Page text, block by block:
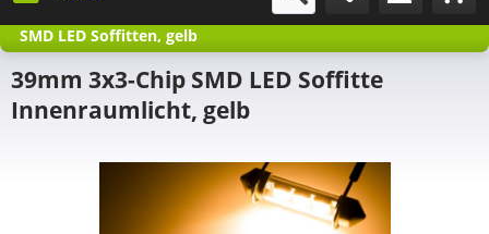
SMD LED Soffitten, gelb
39mm 3x3-Chip SMD LED Soffitte
Innenraumlicht, gelb